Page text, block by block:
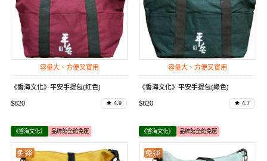
容量大、方便又實用
《香海文化》平安手提包(紅色)
$820 4.9
容量大、方便又實用
《香海文化》平安手提包(綠色)
$820 4.7
《香海文化》 品牌館全館免運 《香海文化》 品牌館全館免運